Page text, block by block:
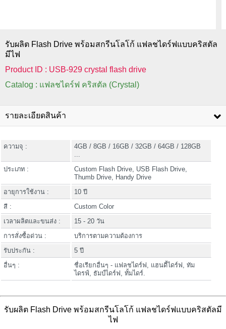
รับผลิต Flash Drive พร้อมสกรีนโลโก้ แฟลชไดร์ฟแบบคริสตัล
มีไฟ
Product ID : USB-929 crystal flash drive
Catalog : แฟลชไดร์ฟ คริสตัล (Crystal)
รายละเอียดสินค้า
ความจุ :
4GB / 8GB / 16GB / 32GB / 64GB / 128GB
...
ประเภท :
Custom Flash Drive, USB Flash Drive,
Thumb Drive, Handy Drive
อายุการใช้งาน :
10 ปี
สี :
Custom Color
เวลาผลิตและขนส่ง :
15 - 20 วัน
การสั่งซื้อด่วน :
บริการตามความต้องการ
รับประกัน :
5 ปี
อื่นๆ :
ชื่อเรียกอื่นๆ - แฟลชไดร์ฟ, แฮนดี้ไดร์ฟ, ทัม
ไดรฟ์, ธัมป์ไดร์ฟ, ทั้มไดร์.
รับผลิต Flash Drive พร้อมสกรีนโลโก้ แฟลชไดร์ฟแบบคริสตัลมี
ไฟ